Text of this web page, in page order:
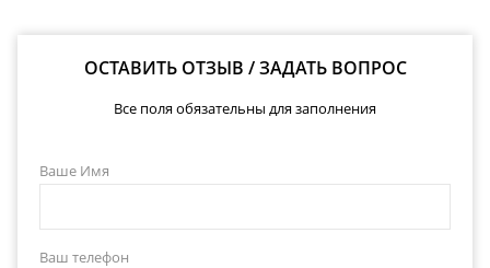
ОСТАВИТЬ ОТЗЫВ / ЗАДАТЬ ВОПРОС
Все поля обязательны для заполнения
Ваше Имя
Ваш телефон